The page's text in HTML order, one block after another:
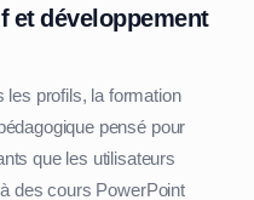
et développement
profils, la formation
pensé pour
que les utilisateurs
des cours PowerPoint